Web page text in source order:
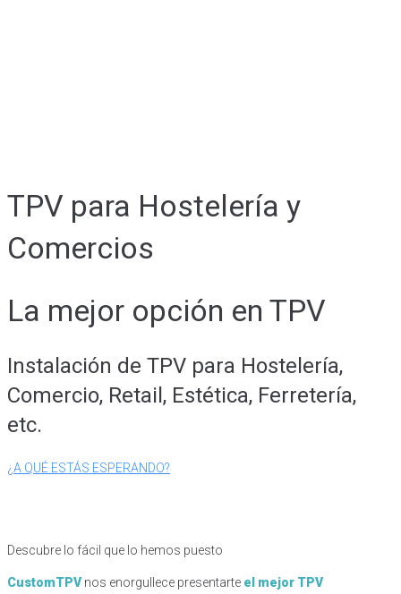
TPV para Hostelería y
Comercios
La mejor opción en TPV
Instalación de TPV para Hostelería,
Comercio, Retail, Estética, Ferretería,
etc.
¿A QUÉ ESTÁS ESPERANDO?
Descubre lo fácil que lo hemos puesto
CustomTPVnos enorgullece presentarte el mejor TPV